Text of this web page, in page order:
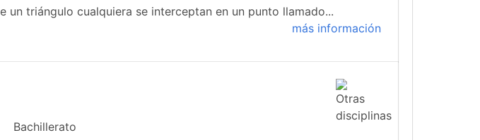
triángulo cualquiera se interceptan en un punto llamado...
más información
Bachillerato